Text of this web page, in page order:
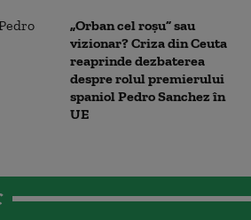
„Orban cel roșu” sau
vizionar? Criza din Ceuta
reaprinde dezbaterea
despre rolul premierului
spaniol Pedro Sanchez în
UE